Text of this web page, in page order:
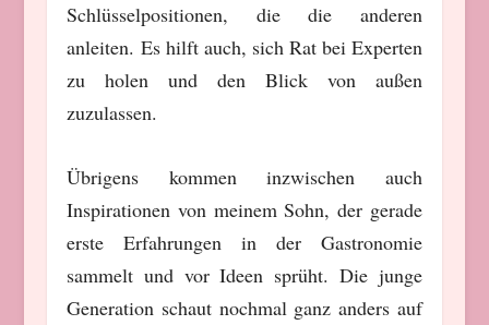
Schlüsselpositionen, die die anderen
anleiten. Es hilft auch, sich Rat bei Experten
zu holen und den Blick von außen
zuzulassen.
Übrigens kommen inzwischen auch
Inspirationen von meinem Sohn, der gerade
erste Erfahrungen in der Gastronomie
sammelt und vor Ideen sprüht. Die junge
Generation schaut nochmal ganz anders auf